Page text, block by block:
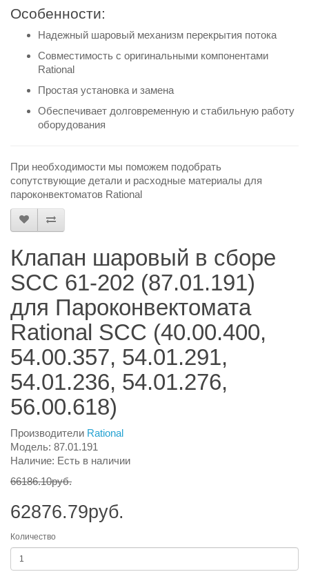
Особенности:
Надежный шаровый механизм перекрытия потока
Совместимость с оригинальными компонентами
Rational
Простая установка и замена
Обеспечивает долговременную и стабильную работу
оборудования
При необходимости мы поможем подобрать
сопутствующие детали и расходные материалы для
пароконвектоматов Rational
Клапан шаровый в сборе
SCC 61-202 (87.01.191)
для Пароконвектомата
Rational SCC (40.00.400,
54.00.357, 54.01.291,
54.01.236, 54.01.276,
56.00.618)
Производители Rational
Модель: 87.01.191
Наличие: Есть в наличии
66186.10руб.
62876.79руб.
Количество